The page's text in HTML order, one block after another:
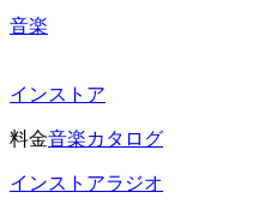
音楽
インストア
料金音楽カタログ
インストアラジオ